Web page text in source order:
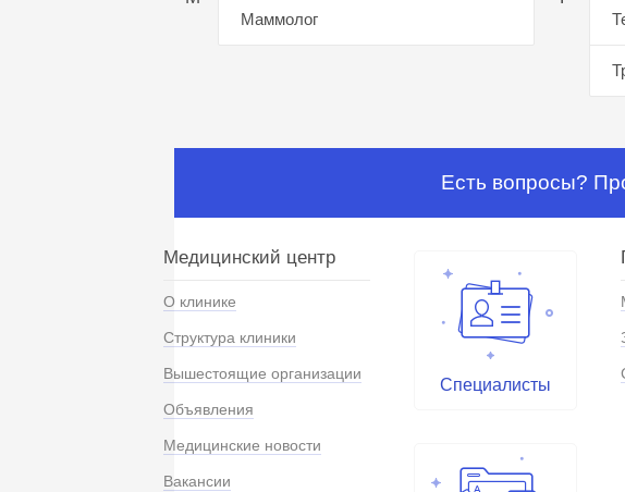
Маммолог
Есть вопросы?
Медицинский центр
О клинике
Структура клиники
Вышестоящие организации
Объявления
Медицинские новости
Вакансии
Специалисты